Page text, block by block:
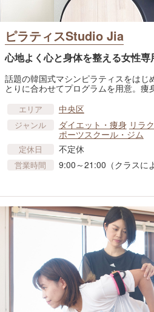
ピラティスStudio Jia
心地よく心と身体を整える女性専
話題の韓国式マシンピラティスをはじ
とりに合わせてプログラムを用意。痩
エリア 中央区
ジャンル ダイエット・痩身 リラ
ポーツスクール・ジム
定休日 不定休
営業時間 9:00～21:00（クラスに